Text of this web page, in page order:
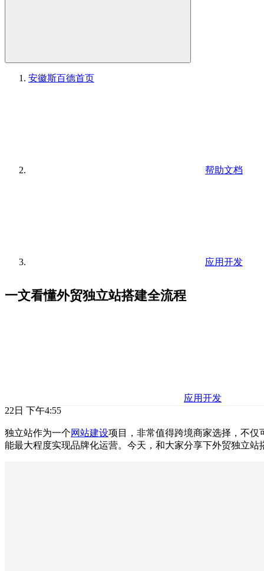
安徽斯百德首页
帮助文档
应用开发
一文看懂外贸独立站搭建全流程
应用开发
22日 下午4:55
独立站作为一个网站建设项目，非常值得跨境商家选择，不
能最大程度实现品牌化运营。今天，和大家分享下外贸独立站